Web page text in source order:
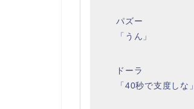
パズー
「うん」
ドーラ
「40秒で支度しな」